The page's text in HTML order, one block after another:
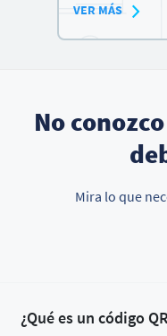
VER MÁS
No
Mira lo que
¿Qué es un código